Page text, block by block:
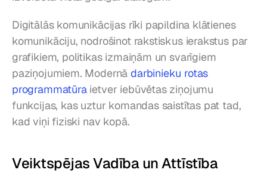
Digitālās komunikācijas rīki papildina klātienes
komunikāciju, nodrošinot rakstiskus ierakstus par
grafikiem, politikas izmaiņām un svarīgiem
paziņojumiem. Modernā darbinieku rotas
programmatūra ietver iebūvētas ziņojumu
funkcijas, kas uztur komandas saistītas pat tad,
kad viņi fiziski nav kopā.
Veiktspējas Vadība un Attīstība